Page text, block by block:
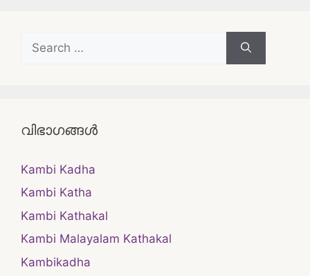
for:
വിഭാഗങ്ങൾ
Kambi Kadha
Kambi Katha
Kambi Kathakal
Kambi Malayalam Kathakal
Kambikadha